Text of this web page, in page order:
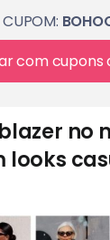
CUPOM:
com cupons
no
looks